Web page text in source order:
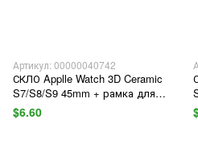
Артикул: 00000040742
СКЛО Applle Watch 3D Ceramic
S7/S8/S9 45mm + рамка для
поклейки
$6.60